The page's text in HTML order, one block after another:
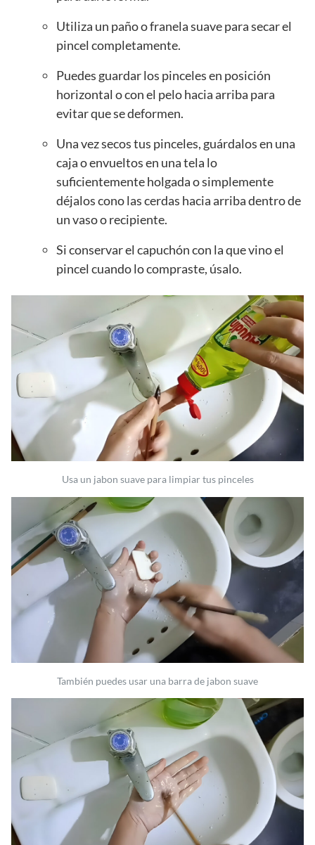
Utiliza un paño o franela suave para secar el
pincel completamente.
Puedes guardar los pinceles en posición
horizontal o con el pelo hacia arriba para
evitar que se deformen.
Una vez secos tus pinceles, guárdalos en una
caja o envueltos en una tela lo
suficientemente holgada o simplemente
déjalos cono las cerdas hacia arriba dentro de
un vaso o recipiente.
Si conservar el capuchón con la que vino el
pincel cuando lo compraste, úsalo.
Usa un jabon suave para limpiar tus pinceles
También puedes usar una barra de jabon suave